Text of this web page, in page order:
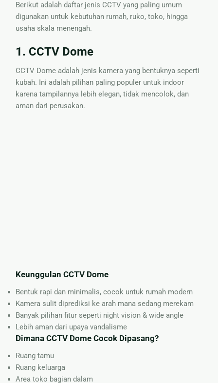
Berikut adalah daftar jenis CCTV yang paling umum
digunakan untuk kebutuhan rumah, ruko, toko, hingga
usaha skala menengah.
1. CCTV Dome
CCTV Dome adalah jenis kamera yang bentuknya seperti
kubah. Ini adalah pilihan paling populer untuk indoor
karena tampilannya lebih elegan, tidak mencolok, dan
aman dari perusakan.
Keunggulan CCTV Dome
Bentuk rapi dan minimalis, cocok untuk rumah modern
Kamera sulit diprediksi ke arah mana sedang merekam
Banyak pilihan fitur seperti night vision & wide angle
Lebih aman dari upaya vandalisme
Dimana CCTV Dome Cocok Dipasang?
Ruang tamu
Ruang keluarga
Area toko bagian dalam